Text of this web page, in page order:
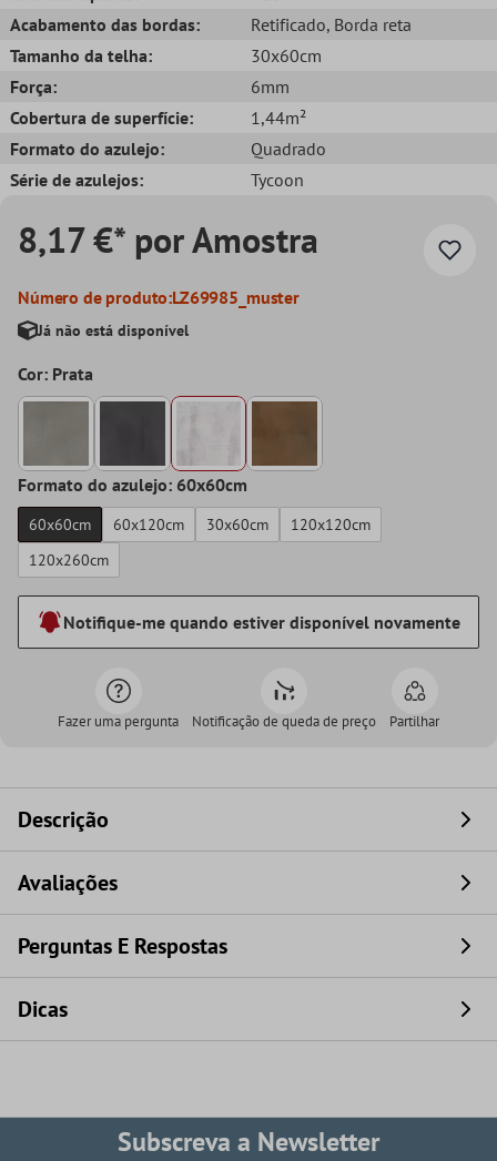
Acabamento das bordas:
Retificado, Borda reta
Tamanho da telha:
30x60cm
Força:
6mm
Cobertura de superfície:
1,44m²
Formato do azulejo:
Quadrado
Série de azulejos:
Tycoon
8,17 €* por Amostra
Número de produto:LZ69985_muster
Já não está disponível
Cor: Prata
Formato do azulejo: 60x60cm
60x60cm 60x120cm 30x60cm
120x120cm
120x260cm
Notifique-me quando estiver disponível novamente
Fazer uma pergunta Notificação de queda de preço Partilhar
Descrição
Avaliações
Perguntas E Respostas
Dicas
Subscreva a Newsletter